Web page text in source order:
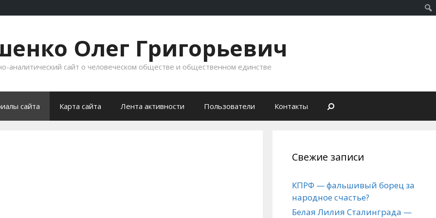
Олег Григорьевич
аналитический сайт о человеческом обществе и общественном единстве
сайта Карта сайта Лента активности Пользователи Контакты
Свежие записи
КПРФ — фальшивый борец за
народное счастье?
Белая Лилия Сталинграда —